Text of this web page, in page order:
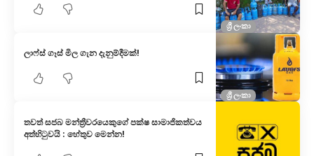
ශ්‍රී ලංකා
ශ්‍රී ලංකා
ලාෆ්ස් ගෑස් මිල ගැන දැනුම්දීමක්!
තවත් සජබ මන්ත්‍රීවරයෙකුගේ පක්ෂ සාමාජිකත්වය
අත්හිටුවයි : හේතුව මෙන්න!